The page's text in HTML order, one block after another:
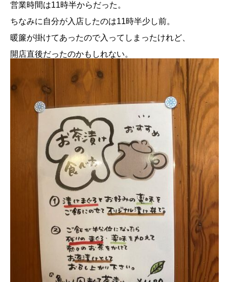
営業時間は11時半からだった。
ちなみに自分が入店したのは11時半少し前。
暖簾が掛けてあったので入ってしまったけれど、
開店直後だったのかもしれない。